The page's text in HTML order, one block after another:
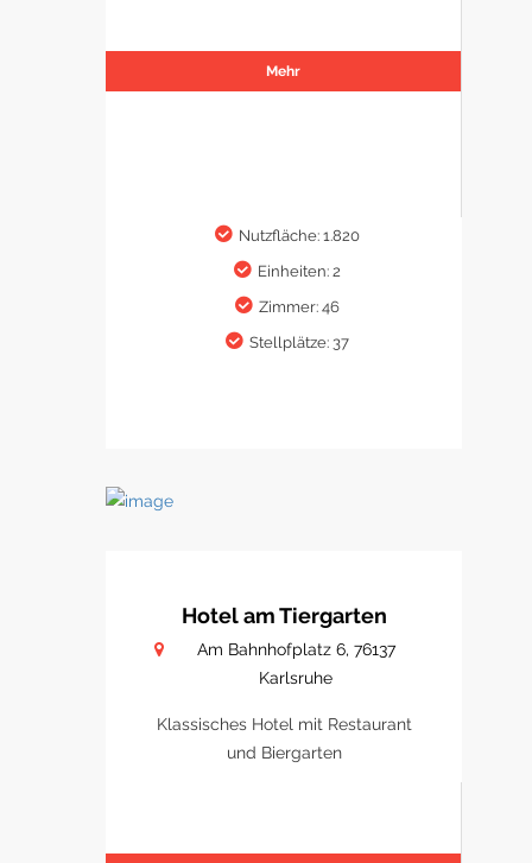
Mehr
Nutzfläche: 1.820
Einheiten: 2
Zimmer: 46
Stellplätze: 37
Hotel am Tiergarten
Am Bahnhofplatz 6, 76137
Karlsruhe
Klassisches Hotel mit Restaurant
und Biergarten